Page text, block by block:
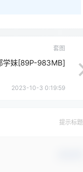
套图
学妹[89P-983MB]
2023-10-3 0:19:59
提示标题